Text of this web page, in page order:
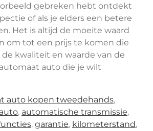
gebreken hebt ontdekt
of als je elders een betere
Het is altijd de moeite waard
om tot een prijs te komen die
kwaliteit en waarde van de
auto die je wilt
auto kopen tweedehands,
, automatische transmissie,
, garantie, kilometerstand,